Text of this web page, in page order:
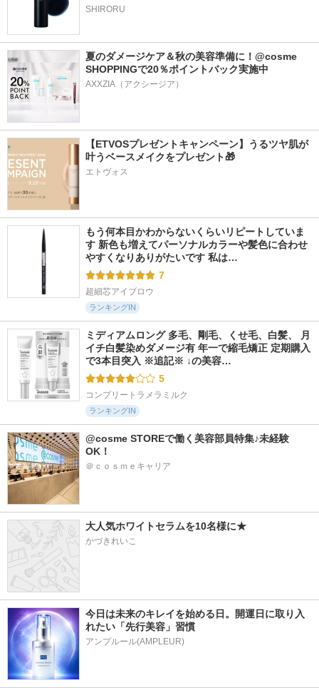
SHIRORU
夏のダメージケア＆秋の美容準備に！@cosme
SHOPPINGで20％ポイントバック実施中
【ETVOSプレゼントキャンペーン】うるツヤ肌が
叶うベースメイクをプレゼント🎁
エトヴォス
もう何本目かわからないくらいリピートしていま
す 新色も増えてパーソナルカラーや髪色に合わせ
やすくなりありがたいです 私は…
7
超細芯アイブロウ
ランキングIN
ミディアムロング 多毛、剛毛、くせ毛、白髪、 月
イチ白髪染めダメージ有 年一で縮毛矯正 定期購入
で3本目突入 ※追記※ ↓の美容…
5
コンプリートラメラミルク
ランキングIN
@cosme STOREで働く美容部員特集♪未経験
OK！
＠ｃｏｓｍｅキャリア
大人気ホワイトセラムを10名様に★
かづきれいこ
今日は未来のキレイを始める日。開運日に取り入
れたい「先行美容」習慣
アンプルール(AMPLEUR)